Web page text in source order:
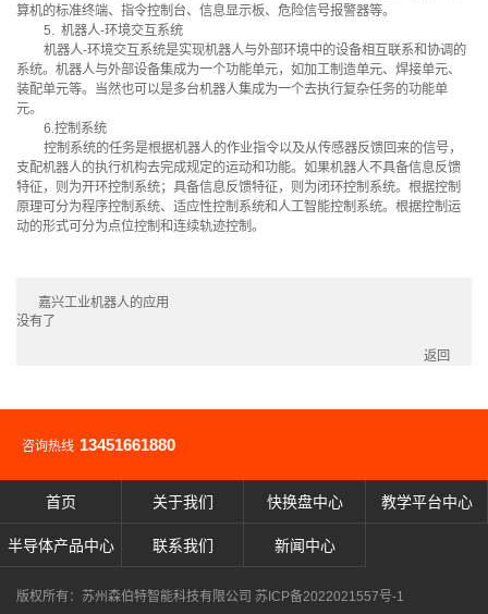
算机的标准终端、指令控制台、信息显示板、危险信号报警器等。
5. 机器人-环境交互系统
机器人-环境交互系统是实现机器人与外部环境中的设备相互联系和协调的
系统。机器人与外部设备集成为一个功能单元，如加工制造单元、焊接单元、
装配单元等。当然也可以是多台机器人集成为一个去执行复杂任务的功能单
元。
6.控制系统
控制系统的任务是根据机器人的作业指令以及从传感器反馈回来的信号，
支配机器人的执行机构去完成规定的运动和功能。如果机器人不具备信息反馈
特征，则为开环控制系统；具备信息反馈特征，则为闭环控制系统。根据控制
原理可分为程序控制系统、适应性控制系统和人工智能控制系统。根据控制运
动的形式可分为点位控制和连续轨迹控制。
嘉兴工业机器人的应用
没有了
返回
咨询热线 13451661880
首页 关于我们 快换盘中心 教学平台中心
半导体产品中心 联系我们 新闻中心
版权所有：苏州森伯特智能科技有限公司 苏ICP备2022021557号-1